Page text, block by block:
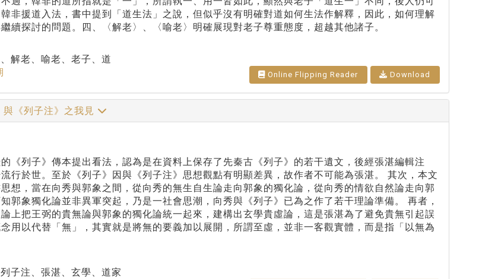
非援道入法，書中提到「道生法」之說，但似乎沒有明確對道如何生法作解釋，因此，如何理解
續探討的問題。四、〈解老〉、〈喻老〉明確展現對老子尊重態度，超越其他諸子。
解老、喻老、老子、道
Online Flipping Reader Download
與《列子注》之我見
《列子》傳本提出看法，認為是在資料上保存了先秦古《列子》的若干遺文，後經張湛編輯注
行於世。至於《列子》因與《列子注》思想觀點有明顯差異，故作者不可能為張湛。 其次，本文
想，當在向秀與郭象之間，從向秀的無生自生論走向郭象的獨化論，從向秀的情欲自然論走向郭
郭象獨化論並非異軍突起，乃是一社會思潮，向秀與《列子》已為之作了若干理論準備。 再者，
上把王弼的貴無論與郭象的獨化論統一起來，建構出玄學貴虛論，這是張湛為了避免貴無引起誤
用以代替「無」，其實就是將無的要義加以展開，所謂至虛，並非一客觀實體，而是指「以無為
子注、張湛、玄學、道家